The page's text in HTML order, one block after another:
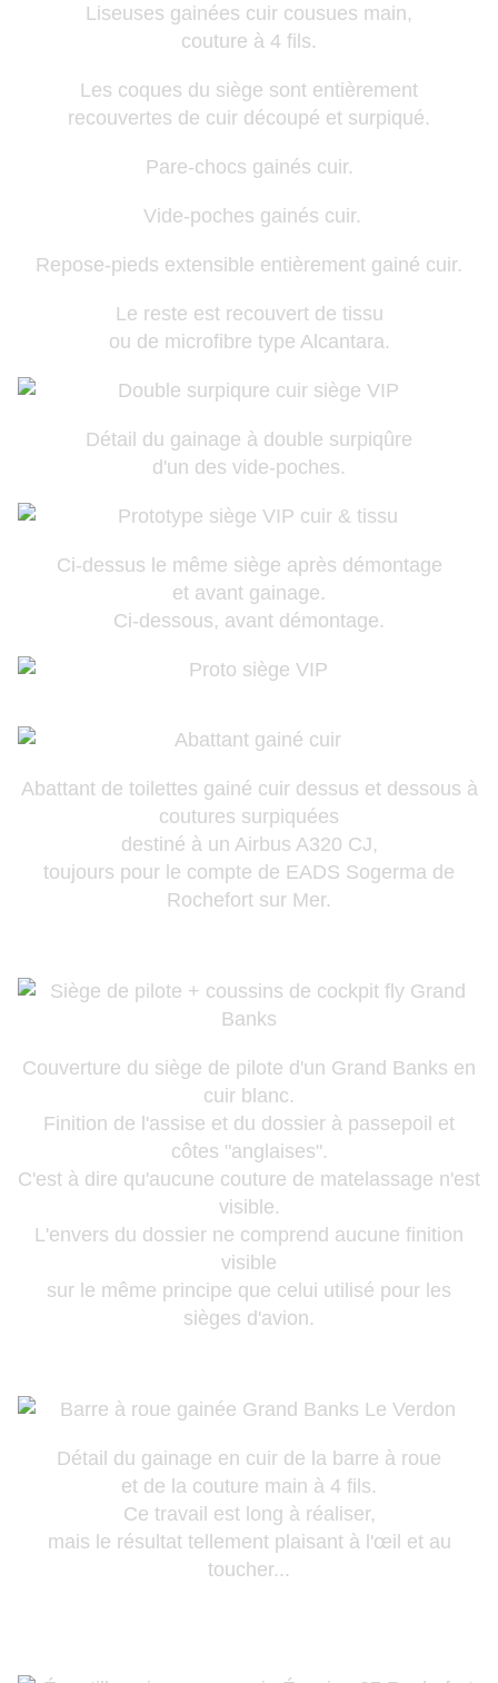
Liseuses gainées cuir cousues main,
couture à 4 fils.
Les coques du siège sont entièrement
recouvertes de cuir découpé et surpiqué.
Pare-chocs gainés cuir.
Vide-poches gainés cuir.
Repose-pieds extensible entièrement gainé cuir.
Le reste est recouvert de tissu
ou de microfibre type Alcantara.
Détail du gainage à double surpiqûre
d'un des vide-poches.
Ci-dessus le même siège après démontage
et avant gainage.
Ci-dessous, avant démontage.
Abattant de toilettes gainé cuir dessus et dessous à
coutures surpiquées
destiné à un Airbus A320 CJ,
toujours pour le compte de EADS Sogerma de
Rochefort sur Mer.
Couverture du siège de pilote d'un Grand Banks en
cuir blanc.
Finition de l'assise et du dossier à passepoil et
côtes "anglaises".
C'est à dire qu'aucune couture de matelassage n'est
visible.
L'envers du dossier ne comprend aucune finition
visible
sur le même principe que celui utilisé pour les
sièges d'avion.
Détail du gainage en cuir de la barre à roue
et de la couture main à 4 fils.
Ce travail est long à réaliser,
mais le résultat tellement plaisant à l'œil et au
toucher...